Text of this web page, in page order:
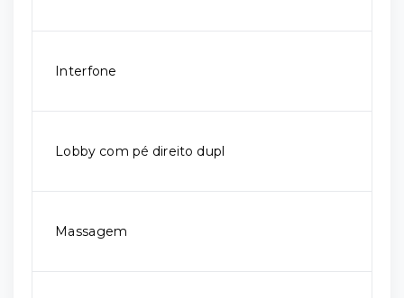
Interfone
Lobby com pé direito dupl
Massagem